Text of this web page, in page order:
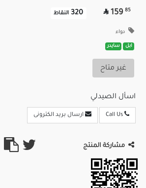
85
159

320 النقاط
دواء
ابل سايدر
غير متاح
اسأل الصيدلي
ارسال بريد الكترونى
مشاركة المنتج